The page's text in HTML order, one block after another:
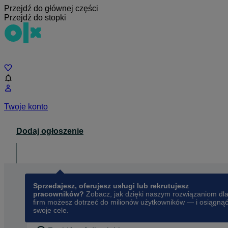
Przejdź do głównej części
Przejdź do stopki
Twoje konto
Dodaj ogłoszenie
Sprzedajesz, oferujesz usługi lub rekrutujesz
pracowników? Zobacz, jak dzięki naszym rozwiązaniom dla
firm możesz dotrzeć do milionów użytkowników — i osiągnąć
swoje cele.